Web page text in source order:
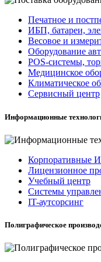
Печатное и
ИБП, батареи,
Весовое и
Оборудование
POS-системы,
Медицинское
Климатическое
Сервисный центр
Информационные
Корпоративные
Лицензионное
Учебный центр
Системы
IT-аутсорсинг
Полиграфическое